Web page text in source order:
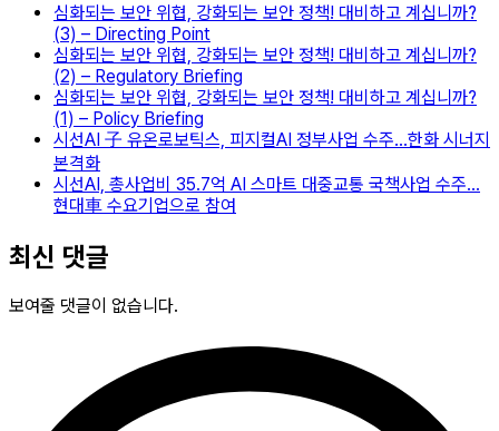
심화되는 보안 위협, 강화되는 보안 정책! 대비하고 계십니까?
(3) – Directing Point
심화되는 보안 위협, 강화되는 보안 정책! 대비하고 계십니까?
(2) – Regulatory Briefing
심화되는 보안 위협, 강화되는 보안 정책! 대비하고 계십니까?
(1) – Policy Briefing
시선AI 子 유온로보틱스, 피지컬AI 정부사업 수주…한화 시너지
본격화
시선AI, 총사업비 35.7억 AI 스마트 대중교통 국책사업 수주…
현대車 수요기업으로 참여
최신 댓글
보여줄 댓글이 없습니다.